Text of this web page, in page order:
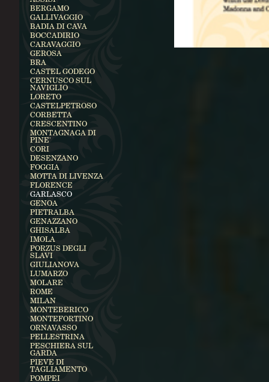
BERGAMO
GALLIVAGGIO
BADIA DI CAVA
BOCCADIRIO
CARAVAGGIO
GEROSA
BRA
CASTEL GODEGO
CERNUSCO SUL
NAVIGLIO
LORETO
CASTELPETROSO
CORBETTA
CRESCENTINO
MONTAGNAGA DI
PINE'
CORI
DESENZANO
FOGGIA
MOTTA DI LIVENZA
FLORENCE
GARLASCO
GENOA
PIETRALBA
GENAZZANO
GHISALBA
IMOLA
PORZUS DEGLI
SLAVI
GIULIANOVA
LUMARZO
MOLARE
ROME
MILAN
MONTEBERICO
MONTEFORTINO
ORNAVASSO
PELLESTRINA
PESCHIERA SUL
GARDA
PIEVE DI
TAGLIAMENTO
POMPEI